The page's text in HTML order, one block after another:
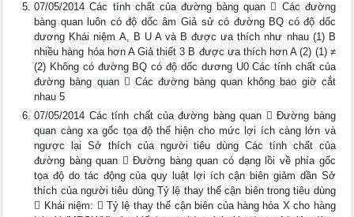
07/05/2014 Các tính chất của đường bàng quan  Các đường
bàng quan luôn có độ dốc âm Giả sử có đường BQ có độ dốc
dương Khái niệm A, B U A và B được ưa thích như nhau (1) B
nhiều hàng hóa hơn A Giả thiết 3 B được ưa thích hơn A (2) (1) ≠
(2) Không có đường BQ có độ dốc dương U0 Các tính chất của
đường bàng quan  Các đường bàng quan không bao giờ cắt
nhau 5
07/05/2014 Các tính chất của đường bàng quan  Đường bàng
quan càng xa gốc tọa độ thể hiện cho mức lợi ích càng lớn và
ngược lại Sở thích của người tiêu dùng Các tính chất của
đường bàng quan  Đường bàng quan có dạng lồi về phía gốc
tọa độ do tác động của quy luật lợi ích cận biên giảm dần Sở
thích của người tiêu dùng Tỷ lệ thay thế cận biên trong tiêu dùng
 Khái niệm:  Tỷ lệ thay thế cận biên của hàng hóa X cho hàng